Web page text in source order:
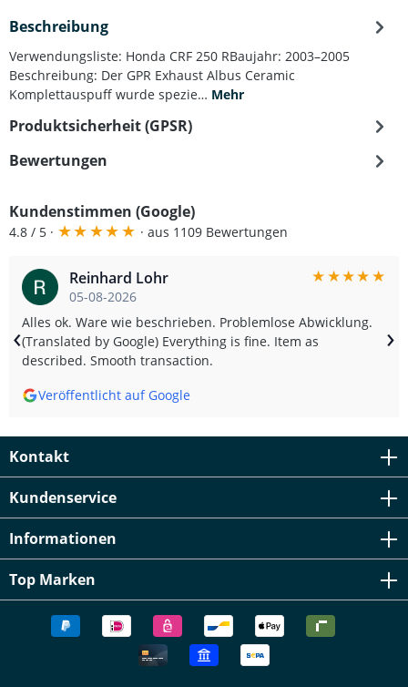
Beschreibung
Verwendungsliste: Honda CRF 250 RBaujahr: 2003–2005
Beschreibung: Der GPR Exhaust Albus Ceramic
Komplettauspuff wurde spezie… Mehr
Produktsicherheit (GPSR)
Bewertungen
Kundenstimmen (Google)
4.8 / 5 · ★★★★★ · aus 1109 Bewertungen
Reinhard Lohr
05-08-2026
★★★★★
Alles ok. Ware wie beschrieben. Problemlose Abwicklung.
(Translated by Google) Everything is fine. Item as
described. Smooth transaction.
Veröffentlicht auf Google
‹ ›
Kontakt
Kundenservice
Informationen
Top Marken